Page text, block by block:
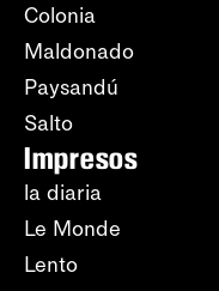
Colonia
Maldonado
Paysandú
Salto
Impresos
la diaria
Le Monde
Lento